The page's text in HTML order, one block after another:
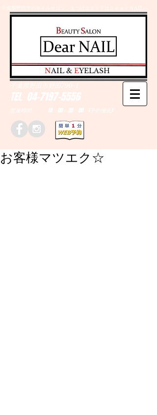
千葉県野田市のネイルサロン、まつげエクステはＤｅａｒＮAILへ
TEL 04-7197-5556
営業時間 10：00～20：00 (予約優先)
千葉県野田市野田790-1
​NAIL & EYELASH
お客様マツエク☆